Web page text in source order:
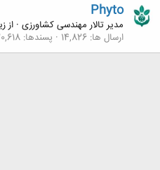
Phyto
مدیر تالار مهندسی كشاورزی · از
ارسال ها 14,826 پسندها